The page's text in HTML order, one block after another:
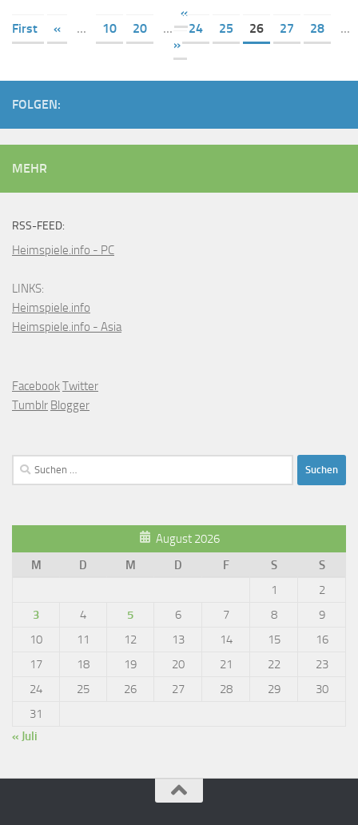
«
First
« ... 10 20 ... 24 25 26 27 28
...
»
FOLGEN:
MEHR
RSS-FEED:
Heimspiele.info - PC
LINKS:
Heimspiele.info
Heimspiele.info - Asia
FacebookTwitter
Tumblr Blogger
Suchen
nach:
August 2026
M
D M D F S
S
1
2
3
4 5 6 7 8
9
10
11 12 13 14 15
16
17
18 19 20 21 22
23
24
25 26 27 28 29
30
31
« Juli